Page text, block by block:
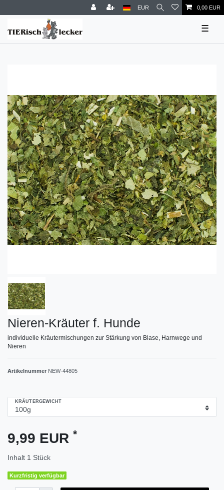
EUR 0,00 EUR
☰
Nieren-Kräuter f. Hunde
individuelle Kräutermischungen zur Stärkung von Blase, Harnwege und
Nieren
Artikelnummer NEW-44805
KRÄUTERGEWICHT
9,99 EUR *
Inhalt 1 Stück
Kurzfristig verfügbar